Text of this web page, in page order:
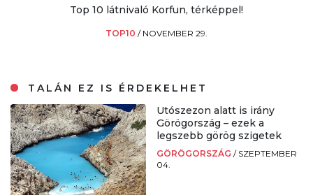
Top 10 látnivaló Korfun, térképpel!
TOP10 / NOVEMBER 29.
TALÁN EZ IS ÉRDEKELHET
Utószezon alatt is irány
Görögország – ezek a
legszebb görög szigetek
GÖRÖGORSZÁG / SZEPTEMBER
04.